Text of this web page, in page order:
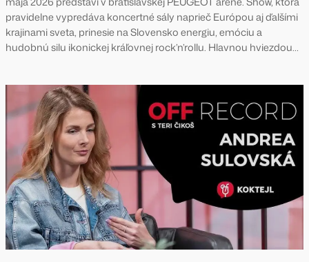
pravidelne vypredáva koncertné sály naprieč Európou aj ďalšími
krajinami sveta, prinesie na Slovensko energiu, emóciu a
hudobnú silu ikonickej kráľovnej rock’n’rollu. Hlavnou hviezdou…